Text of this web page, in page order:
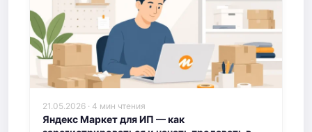
21.05.2026 · 4 мин чтения
Яндекс Маркет для ИП — как